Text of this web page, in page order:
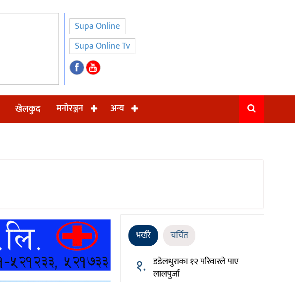
Supa Online
Supa Online Tv
खेलकुद मनोरञ्जन अन्य
भर्खरै चर्चित
१. डडेलधुराका १२ परिवारले पाए
लालपुर्जा